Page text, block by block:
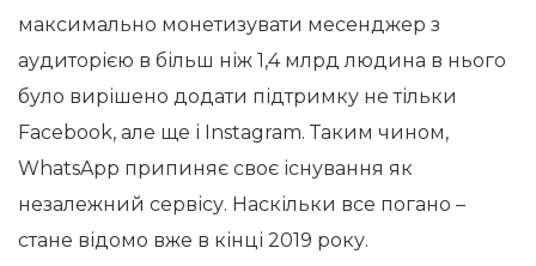
максимально монетизувати месенджер з
аудиторією в більш ніж 1,4 млрд людина в нього
було вирішено додати підтримку не тільки
Facebook, але ще і Instagram. Таким чином,
WhatsApp припиняє своє існування як
незалежний сервісу. Наскільки все погано –
стане відомо вже в кінці 2019 року.